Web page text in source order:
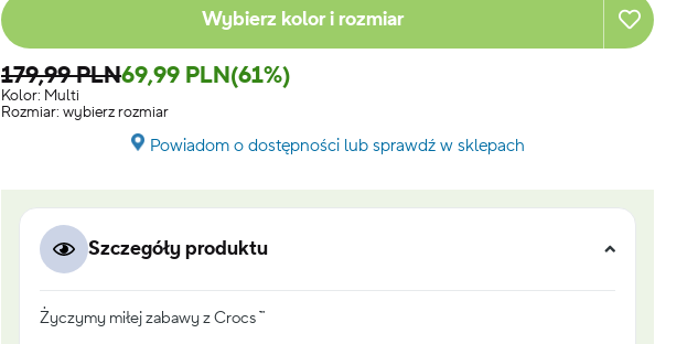
Wybierz kolor i rozmiar
179,99 PLN69,99 PLN(61%)
Kolor: Multi
Rozmiar: wybierz rozmiar
Powiadom o dostępności lub sprawdź w sklepach
Szczegóły produktu
Życzymy miłej zabawy z Crocs ™